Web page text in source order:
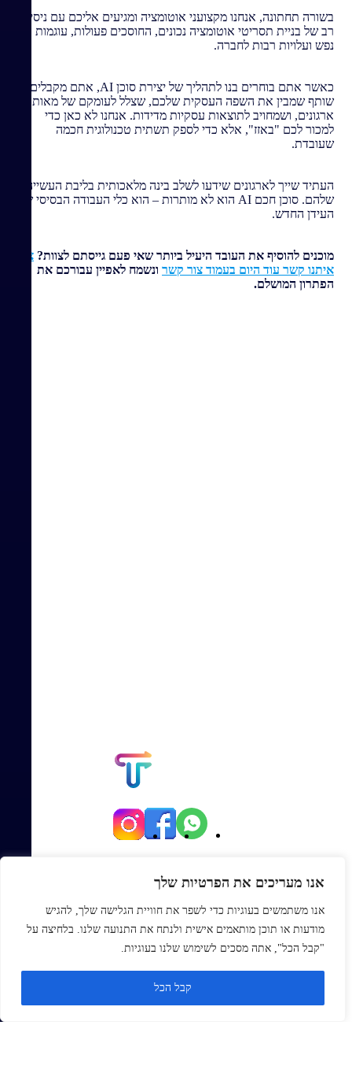
אנו מעריכים את הפרטיות שלך
אנו משתמשים בעוגיות כדי לשפר את חוויית הגלישה שלך, להגיש
מודעות או תוכן מותאמים אישית ולנתח את התנועה שלנו. בלחיצה על
"קבל הכל", אתה מסכים לשימוש שלנו בעוגיות.
קבל הכל
בשורה תחתונה, אנחנו מקצועני אוטומציה ומגיעים אליכם עם ניסיון
רב של בניית תסריטי אוטומציה נכונים, החוסכים פעולות, עוגמות
נפש ועלויות רבות לחברה.
כאשר אתם בוחרים בנו לתהליך של יצירת סוכן AI, אתם מקבלים
שותף שמבין את השפה העסקית שלכם, שצלל לעומקם של מאות
ארגונים, ושמחויב לתוצאות עסקיות מדידות. אנחנו לא כאן כדי
למכור לכם "באזז", אלא כדי לספק תשתית טכנולוגית חכמה
שעובדת.
העתיד שייך לארגונים שידעו לשלב בינה מלאכותית בליבת העשייה
שלהם. סוכן חכם AI הוא לא מותרות – הוא כלי העבודה הבסיסי של
העידן החדש.
מוכנים להוסיף את העובד היעיל ביותר שאי פעם גייסתם לצוות? צרו
איתנו קשר עוד היום בעמוד צור קשר ונשמח לאפיין עבורכם את
הפתרון המושלם.
Office@topmexp.co.il
0723941168
ראשי
בלוג